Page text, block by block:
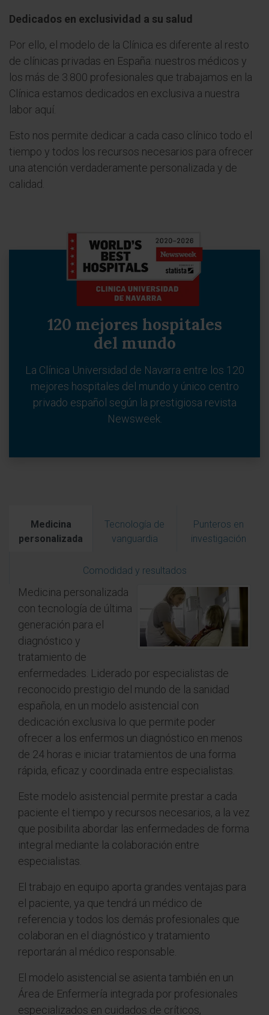
Dedicados en exclusividad a su salud
Por ello, el modelo de la Clínica es diferente al resto
de clínicas privadas en España: nuestros médicos y
los más de 3.800 profesionales que trabajamos en la
Clínica estamos dedicados en exclusiva a nuestra
labor aquí.
Esto nos permite dedicar a cada caso clínico todo el
tiempo y todos los recursos necesarios para ofrecer
una atención verdaderamente personalizada y de
calidad.
120 mejores hospitales
del mundo
La Clínica Universidad de Navarra entre los 120
mejores hospitales del mundo y único centro
privado español según la prestigiosa revista
Newsweek.
Medicina
personalizada
Tecnología de
vanguardia
Punteros en
investigación
Comodidad y resultados
Medicina personalizada
con tecnología de última
generación para el
diagnóstico y
tratamiento de
enfermedades. Liderado por especialistas de
reconocido prestigio del mundo de la sanidad
española, en un modelo asistencial con
dedicación exclusiva lo que permite poder
ofrecer a los enfermos un diagnóstico en menos
de 24 horas e iniciar tratamientos de una forma
rápida, eficaz y coordinada entre especialistas.
Este modelo asistencial permite prestar a cada
paciente el tiempo y recursos necesarios, a la vez
que posibilita abordar las enfermedades de forma
integral mediante la colaboración entre
especialistas.
El trabajo en equipo aporta grandes ventajas para
el paciente, ya que tendrá un médico de
referencia y todos los demás profesionales que
colaboran en el diagnóstico y tratamiento
reportarán al médico responsable.
El modelo asistencial se asienta también en un
Área de Enfermería integrada por profesionales
especializados en cuidados de críticos,